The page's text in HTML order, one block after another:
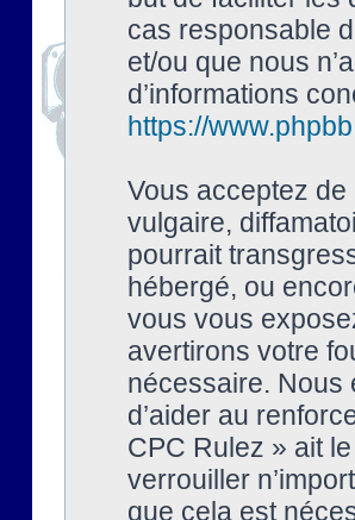
cas responsable
et/ou que nous
d’informations
https://
Vous acceptez
vulgaire,
pourrait
hébergé, ou
vous vous
avertirons votre
nécessaire. Nous
d’aider au
CPC Rulez » ait
verrouiller
que cela est